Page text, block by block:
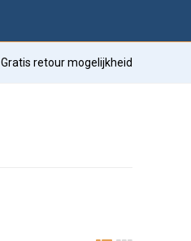
Gratis retour mogelijkheid